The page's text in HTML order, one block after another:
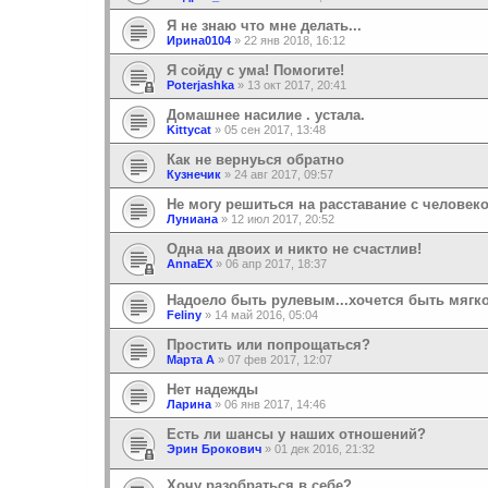
Я не знаю что мне делать...
Ирина0104 » 22 янв 2018, 16:12
Я сойду с ума! Помогите!
Poterjashka» 13 окт 2017, 20:41
Домашнее насилие . устала.
Kittycat » 05 сен 2017, 13:48
Как не вернуься обратно
Кузнечик » 24 авг 2017, 09:57
Не могу решиться на расставание с
Луниана» 12 июл 2017, 20:52
Одна на двоих и никто не счастлив!
AnnaEX » 06 апр 2017, 18:37
Надоело быть рулевым...хочется быть
Feliny » 14 май 2016, 05:04
Простить или попрощаться?
Марта А » 07 фев 2017, 12:07
Нет надежды
Ларина » 06 янв 2017, 14:46
Есть ли шансы у наших отношений?
Эрин Брокович » 01 дек 2016, 21:32